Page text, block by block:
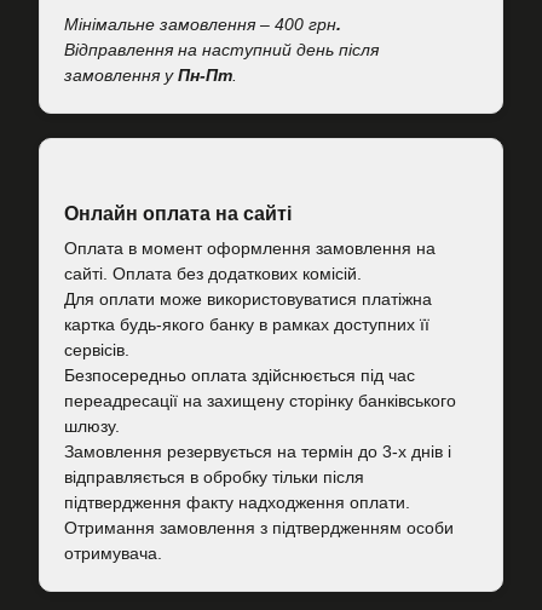
Мінімальне замовлення – 400 грн.
Відправлення на наступний день після
замовлення уПн-Пт
Онлайн оплата на сайті
Оплата в момент оформлення замовлення на
сайті. Оплата без додаткових комісій.
Для оплати може використовуватися платіжна
картка будь-якого банку в рамках доступних її
сервісів.
Безпосередньо оплата здійснюється під час
переадресації на захищену сторінку банківського
шлюзу.
Замовлення резервується на термін до 3-х днів і
відправляється в обробку тільки після
підтвердження факту надходження оплати.
Отримання замовлення з підтвердженням особи
отримувача.